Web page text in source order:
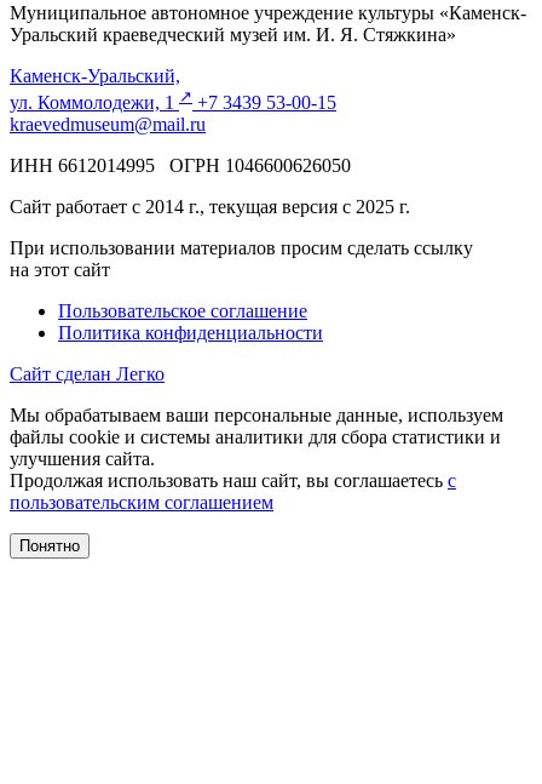
Муниципальное автономное учреждение культуры «Каменск-
Уральский краеведческий музей им. И. Я. Стяжкина»
Каменск-Уральский,
ул. Коммолодежи, 1 ↗️ +7 3439 53-00-15
kraevedmuseum@mail.ru
ИНН 6612014995 ОГРН 1046600626050
Сайт работает с 2014 г., текущая версия с 2025 г.
При использовании материалов просим сделать ссылку
на этот сайт
Пользовательское соглашение
Политика конфиденциальности
Сайт сделан Легко
Мы обрабатываем ваши персональные данные, используем
файлы cookie и системы аналитики для сбора статистики и
улучшения сайта.
Продолжая использовать наш сайт, вы соглашаетесь с
пользовательским соглашением
Понятно